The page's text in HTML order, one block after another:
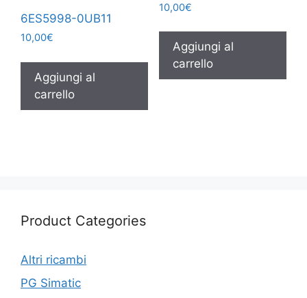
6ES5998-0UB11
10,00€
Aggiungi al
carrello
10,00€
Aggiungi al
carrello
Product Categories
Altri ricambi
PG Simatic